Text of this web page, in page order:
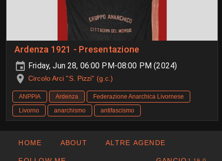
Ardenza 1921 - Presentazione
Friday, Jun 28, 06:00 PM-08:00 PM (2024)
Circolo Arci "S. Pizzi" (g.c.)
ANPPIA Ardenza
Federazione Anarchica Livornese
Livorno
anarchismo antifascismo
HOME ABOUT ALTRE AGENDE